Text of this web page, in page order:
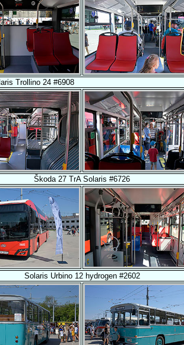
Trollino 24 #6908
Škoda 27 TrA Solaris #6726
Solaris Urbino 12 hydrogen #2602